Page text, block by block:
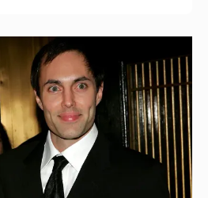
Джоли
аут* после развода с